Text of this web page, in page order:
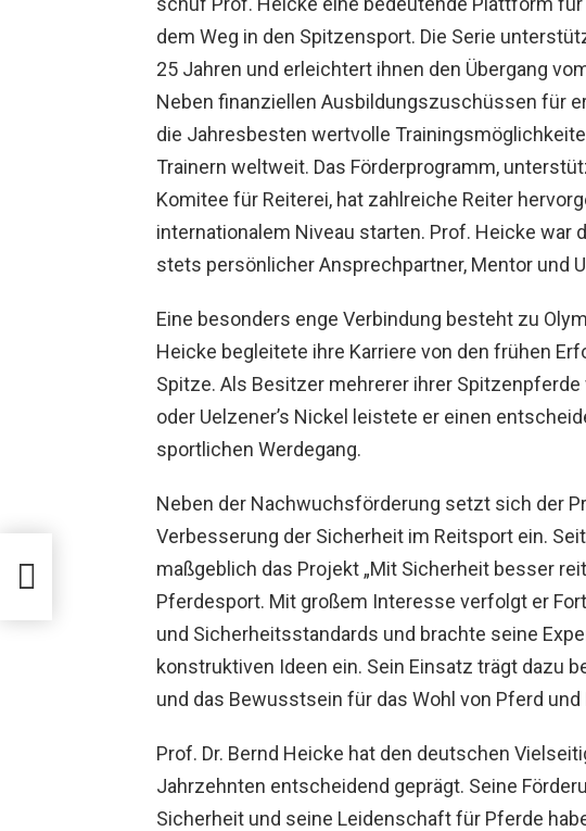
dem Weg in den Spitzensport. Die Serie
25 Jahren und erleichtert ihnen den Übergang
Neben finanziellen Ausbildungszuschüssen für
die Jahresbesten wertvolle
Trainern weltweit. Das Förderprogramm,
Komitee für Reiterei, hat zahlreiche Reiter
internationalem Niveau starten. Prof. Heicke war
stets persönlicher Ansprechpartner, Mentor und
Eine besonders enge Verbindung besteht zu
Heicke begleitete ihre Karriere von den frühen
Spitze. Als Besitzer mehrerer ihrer Spitzenpferde
oder Uelzener’s Nickel leistete er einen
sportlichen Werdegang.
Neben der Nachwuchsförderung setzt sich der
Verbesserung der Sicherheit im Reitsport ein.
maßgeblich das Projekt „Mit Sicherheit besser
Pferdesport. Mit großem Interesse verfolgt er
und Sicherheitsstandards und brachte seine
konstruktiven Ideen ein. Sein Einsatz trägt dazu
und das Bewusstsein für das Wohl von Pferd
Prof. Dr. Bernd Heicke hat den deutschen
Jahrzehnten entscheidend geprägt. Seine
Sicherheit und seine Leidenschaft für Pferde